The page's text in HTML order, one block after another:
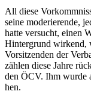
All diese
seine mo­de­rie­ren­de,
hatte ver­sucht, einen
Hin­ter­grund wir­kend,
Vor­sit­zen­den der
zäh­len diese Jahre
den ÖCV. Ihm
hen.